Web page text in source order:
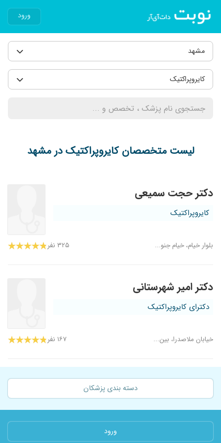
ورود
مشهد
کایروپراکتیک
لیست متخصصان کایروپراکتیک در مشهد
دکتر حجت سمیعی
کایروپراکتیک
بلوار خیام، خیام جنو... ۳۲۵ نفر
دکتر امیر شهرستانی
دکترای کایروپراکتیک
خیابان ملاصدرا، بین... ۱۶۷ نفر
دسته بندی پزشکان
ورود